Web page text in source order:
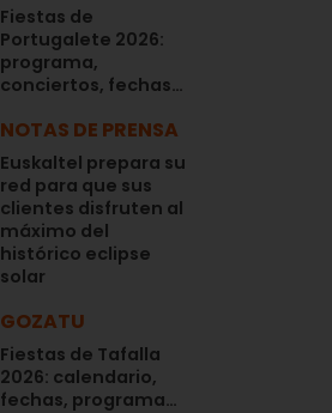
Fiestas de
Portugalete 2026:
programa,
conciertos, fechas…
NOTAS DE PRENSA
Euskaltel prepara su
red para que sus
clientes disfruten al
máximo del
histórico eclipse
solar
GOZATU
Fiestas de Tafalla
2026: calendario,
fechas, programa…